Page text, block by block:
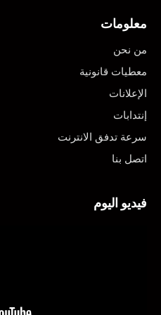
معلومات
من نحن
معطيات قانونية
الإعلانات
إنتدابات
سرعة تدفق الانترنت
اتصل بنا
فيديو اليوم